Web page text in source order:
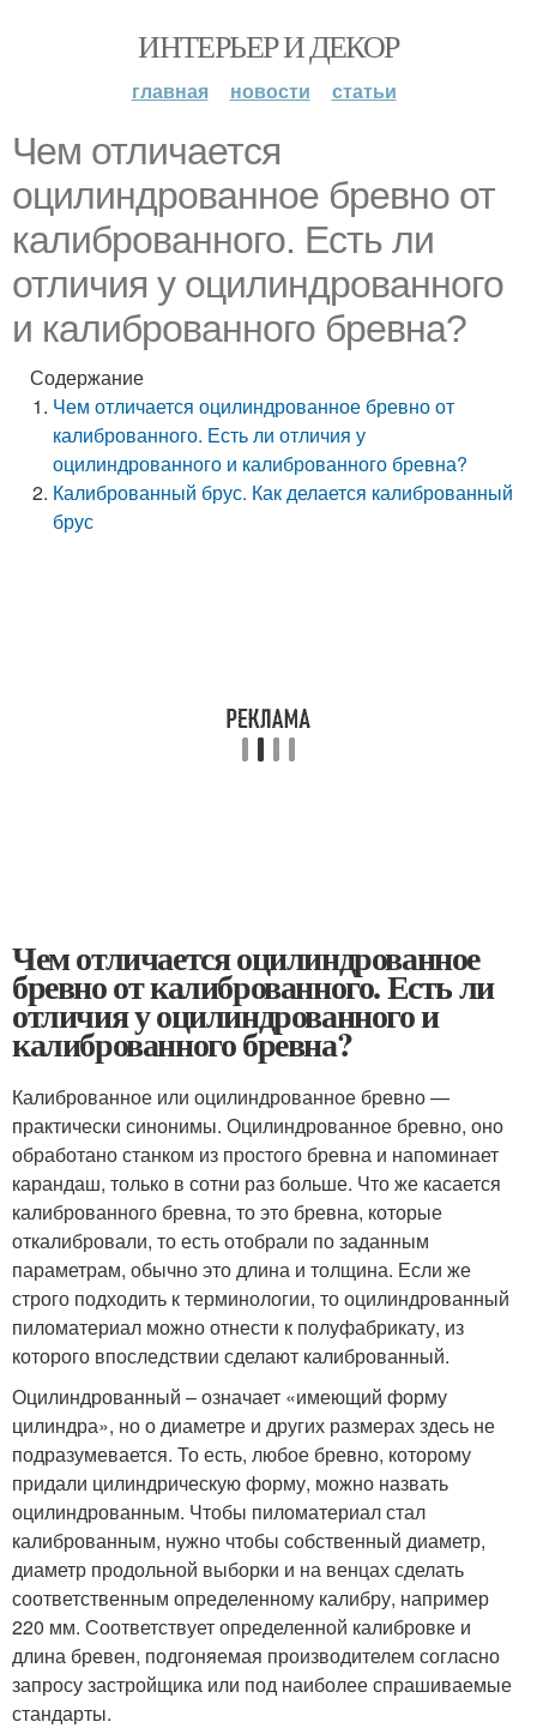
ИНТЕРЬЕР И ДЕКОР
главная новости статьи
Чем отличается
оцилиндрованное бревно от
калиброванного. Есть ли
отличия у оцилиндрованного
и калиброванного бревна?
Содержание
Чем отличается оцилиндрованное бревно от
калиброванного. Есть ли отличия у
оцилиндрованного и калиброванного бревна?
Калиброванный брус. Как делается калиброванный
брус
Чем отличается оцилиндрованное
бревно от калиброванного. Есть ли
отличия у оцилиндрованного и
калиброванного бревна?
Калиброванное или оцилиндрованное бревно —
практически синонимы. Оцилиндрованное бревно, оно
обработано станком из простого бревна и напоминает
карандаш, только в сотни раз больше. Что же касается
калиброванного бревна, то это бревна, которые
откалибровали, то есть отобрали по заданным
параметрам, обычно это длина и толщина. Если же
строго подходить к терминологии, то оцилиндрованный
пиломатериал можно отнести к полуфабрикату, из
которого впоследствии сделают калиброванный.
Оцилиндрованный – означает «имеющий форму
цилиндра», но о диаметре и других размерах здесь не
подразумевается. То есть, любое бревно, которому
придали цилиндрическую форму, можно назвать
оцилиндрованным. Чтобы пиломатериал стал
калиброванным, нужно чтобы собственный диаметр,
диаметр продольной выборки и на венцах сделать
соответственным определенному калибру, например
220 мм. Соответствует определенной калибровке и
длина бревен, подгоняемая производителем согласно
запросу застройщика или под наиболее спрашиваемые
стандарты.